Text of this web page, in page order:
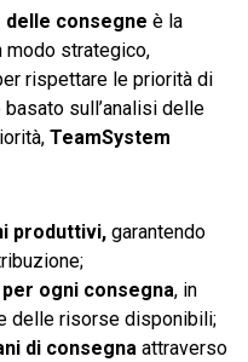
consegne è la
modo strategico,
rispettare le priorità di
sull’analisi delle
TeamSystem
produttivi, garantendo
ogni consegna, in
delle risorse disponibili;
di consegna attraverso